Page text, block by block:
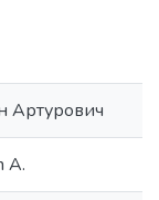
Артурович
A.